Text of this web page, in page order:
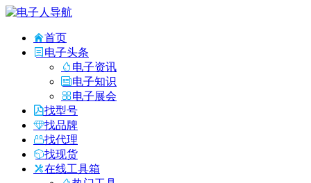
首页
电子头条
电子资讯
电子知识
电子展会
找型号
找品牌
找代理
找现货
在线工具箱